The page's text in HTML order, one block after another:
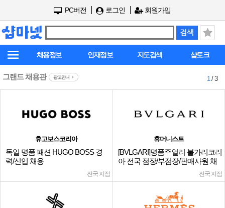
PC버전 로그인 회원가입
채용정보 인재정보 지도검색 샵토크
그랜드 채용관 광고안내 1/ 3
휴고보스코리아
독일 명품 패션 HUGO BOSS 경
력/신입 채용
전국 지점
휴머니스트
[BVLGARI]명품주얼리 불가리코리
아 전국 점장/부점장/판매사원 채
전국 지점